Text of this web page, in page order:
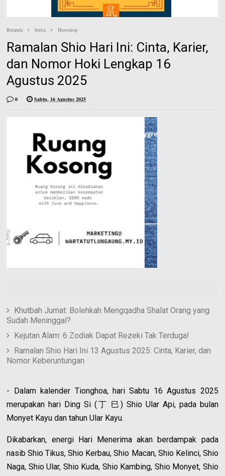
Beranda berita Horoskop
Ramalan Shio Hari Ini: Cinta, Karier,
dan Nomor Hoki Lengkap 16
Agustus 2025
0 Sabtu, 16 Agustus 2025
Khutbah Jumat: Bolehkah Mengqadha Shalat Orang yang
Sudah Meninggal?
Kejutan Alam: 6 Zodiak Dapat Rezeki Tak Terduga!
Ramalan Shio Hari Ini 13 Agustus 2025: Cinta, Karier, dan
Nomor Keberuntungan
- Dalam kalender Tionghoa, hari Sabtu 16 Agustus 2025
merupakan hari Ding Si (丁 巳) Shio Ular Api, pada bulan
Monyet Kayu dan tahun Ular Kayu.
Dikabarkan, energi Hari Menerima akan berdampak pada
nasib Shio Tikus, Shio Kerbau, Shio Macan, Shio Kelinci, Shio
Naga, Shio Ular, Shio Kuda, Shio Kambing, Shio Monyet, Shio
t